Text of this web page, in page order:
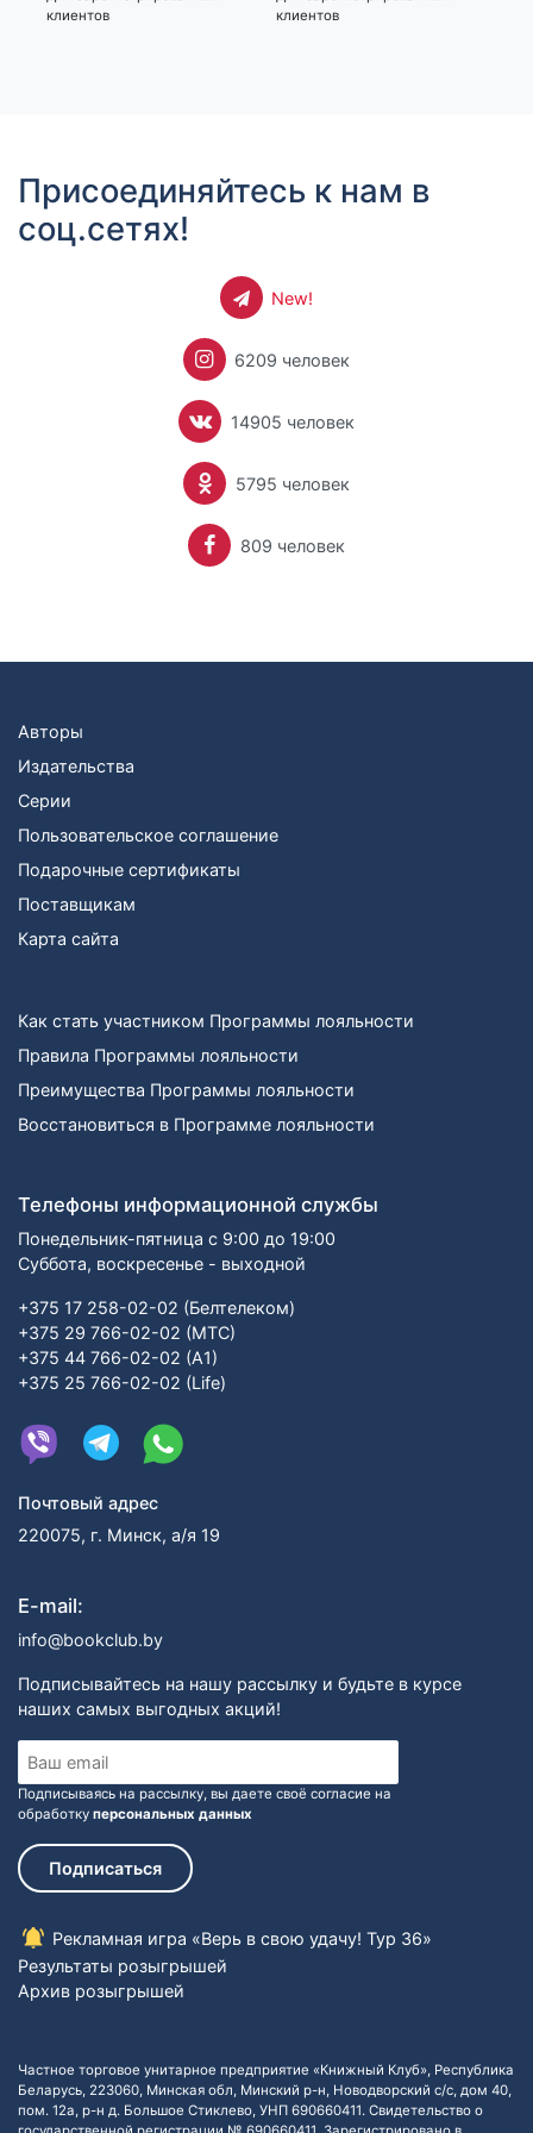
клиентов
клиентов
Присоединяйтесь к нам в
соц.сетях!
New!
6209 человек
14905 человек
5795 человек
809 человек
Авторы
Издательства
Серии
Пользовательское соглашение
Подарочные сертификаты
Поставщикам
Карта сайта
Как стать участником Программы лояльности
Правила Программы лояльности
Преимущества Программы лояльности
Восстановиться в Программе лояльности
Телефоны информационной службы
Понедельник-пятница с 9:00 до 19:00
Суббота, воскресенье - выходной
+375 17 258-02-02 (Белтелеком)
+375 29 766-02-02 (МТС)
+375 44 766-02-02 (А1)
+375 25 766-02-02 (Life)
Почтовый адрес
220075, г. Минск, а/я 19
E-mail:
info@bookclub.by
Подписывайтесь на нашу рассылку и будьте в курсе
наших самых выгодных акций!
Подписываясь на рассылку, вы даете своё согласие на
обработку персональных данных
Подписаться
Рекламная игра «Верь в свою удачу! Тур 36»
Результаты розыгрышей
Архив розыгрышей
Частное торговое унитарное предприятие «Книжный Клуб», Республика
Беларусь, 223060, Минская обл, Минский р-н, Новодворский с/с, дом 40,
пом. 12а, р-н д. Большое Стиклево, УНП 690660411. Свидетельство о